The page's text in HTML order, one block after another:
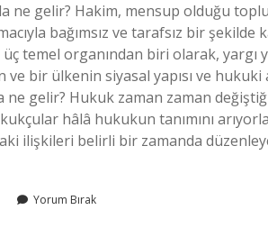
ne gelir? Hakim, mensup olduğu
bağımsız ve tarafsız bir
temel organından biri olarak, yargı
bir ülkenin siyasal yapısı ve hukuki
ne gelir? Hukuk zaman zaman
hâlâ hukukun tanımını
ilişkileri belirli bir zamanda
Yorum Bırak